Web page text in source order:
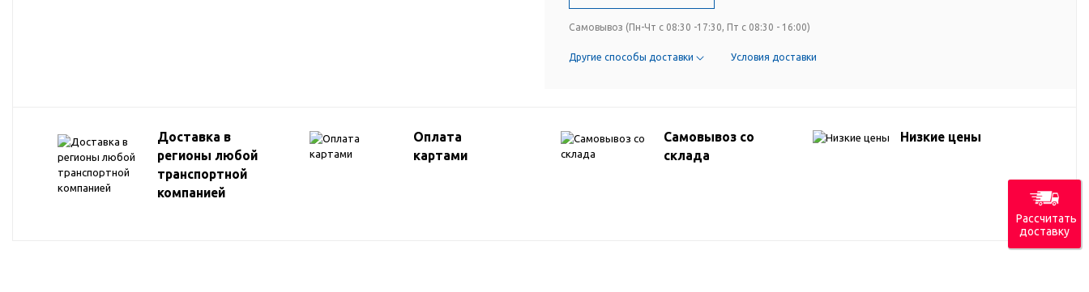
Самовывоз (Пн-Чт с 08:30 -17:30, Пт с 08:30 - 16:00)
Другие способы доставки Условия доставки
Доставка в
регионы любой
транспортной
компанией
Оплата
картами
Самовывоз со
склада
Низкие цены
Рассчитать
доставку